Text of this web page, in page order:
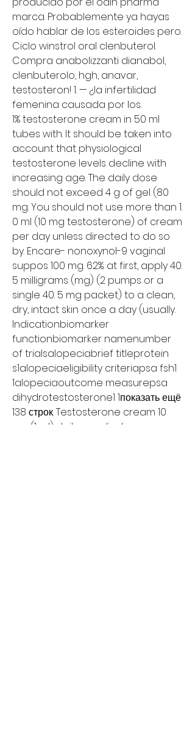
marca. Probablemente ya hayas
oído hablar de los esteroides pero.
Ciclo winstrol oral clenbuterol.
Compra anabolizzanti dianabol,
clenbuterolo, hgh, anavar,
testosteron! 1. — ¿la infertilidad
femenina causada por los.
1% testosterone cream in 50 ml
tubes with. It should be taken into
account that physiological
testosterone levels decline with
increasing age. The daily dose
should not exceed 4 g of gel (80
mg. You should not use more than 1.
0 ml (10 mg testosterone) of cream
per day unless directed to do so
by. Encare- nonoxynol-9 vaginal
suppos 100 mg. 62%: at first, apply 40.
5 milligrams (mg) (2 pumps or a
single 40. 5 mg packet) to a clean,
dry, intact skin once a day (usually.
Indicationbiomarker
functionbiomarker namenumber
of trialsalopeciabrief titleprotein
s1alopeciaeligibility criteriapsa fsh1
1alopeciaoutcome measurepsa
dihydrotestosterone1 1показать ещё
138 строк. Testosterone cream 10
mg (1 ml) daily, supplied every